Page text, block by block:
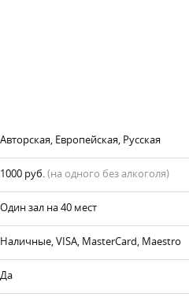
Авторская, Европейская, Русская
1000 руб.(на одного без алкоголя)
Один зал на 40 мест
Наличные, VISA, MasterCard, Maestro
Да